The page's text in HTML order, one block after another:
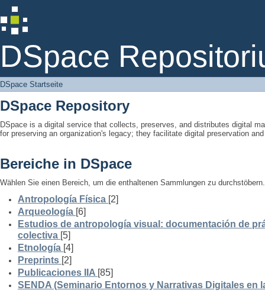
DSpace
DSpace Startseite
DSpace Startseite
DSpace Repository
DSpace is a digital service that collects, preserves, and distributes digital
for preserving an organization's legacy; they facilitate digital preservation
Bereiche in DSpace
Wählen Sie einen Bereich, um die enthaltenen Sammlungen zu durchstöbern.
Antropología Física [2]
Arqueología [6]
Estudios de antropología visual: documentación de
colectiva [5]
Etnología [4]
Preprints [2]
Publicaciones IIA [85]
SENDA (Seminario Entornos y Narrativas Digitales en